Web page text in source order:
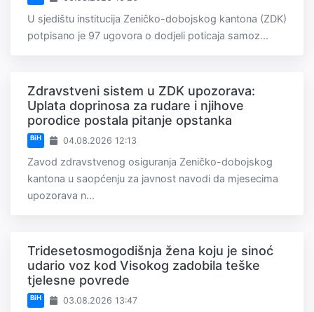
U sjedištu institucija Zeničko-dobojskog kantona (ZDK)
potpisano je 97 ugovora o dodjeli poticaja samoz...
Zdravstveni sistem u ZDK upozorava:
Uplata doprinosa za rudare i njihove
porodice postala pitanje opstanka
BiH 04.08.2026 12:13
Zavod zdravstvenog osiguranja Zeničko-dobojskog
kantona u saopćenju za javnost navodi da mjesecima
upozorava n...
Tridesetosmogodišnja žena koju je sinoć
udario voz kod Visokog zadobila teške
tjelesne povrede
BiH 03.08.2026 13:47